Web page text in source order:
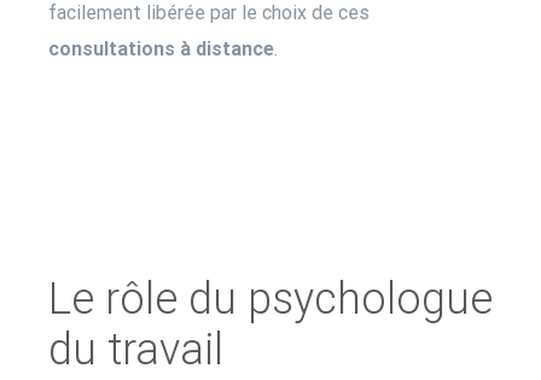
facilement libérée par le choix de ces
consultations à distance.
Le rôle du psychologue
du travail